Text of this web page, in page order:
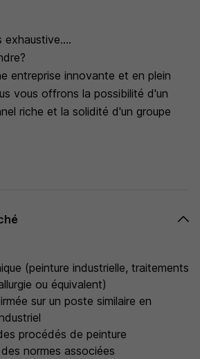
entreprise innovante et en plein
vous offrons la possibilité d'un
riche et la solidité d'un groupe
(peinture industrielle, traitements
ou équivalent)
sur un poste similaire en
procédés de peinture
normes associées